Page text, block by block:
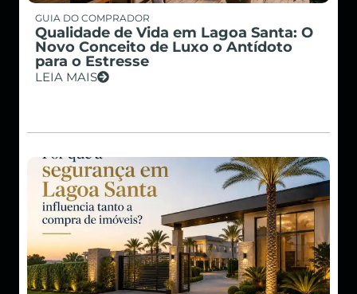
GUIA DO COMPRADOR
Qualidade de Vida em Lagoa Santa: O
Novo Conceito de Luxo o Antídoto
para o Estresse
LEIA MAIS